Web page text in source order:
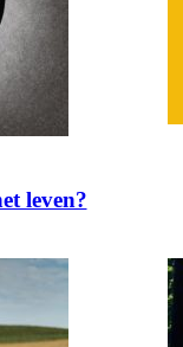
leven?